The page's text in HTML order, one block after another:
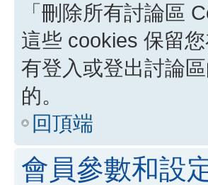
「刪除所有討論區
這些 cookies 保留
有登入或登出討論
的。
回頂端
會員參數和設